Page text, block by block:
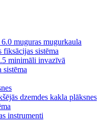
muguras mugurkaula
fiksācijas sistēma
minimāli invazīvā
sistēma
dzemdes kakla plāksnes
instrumenti